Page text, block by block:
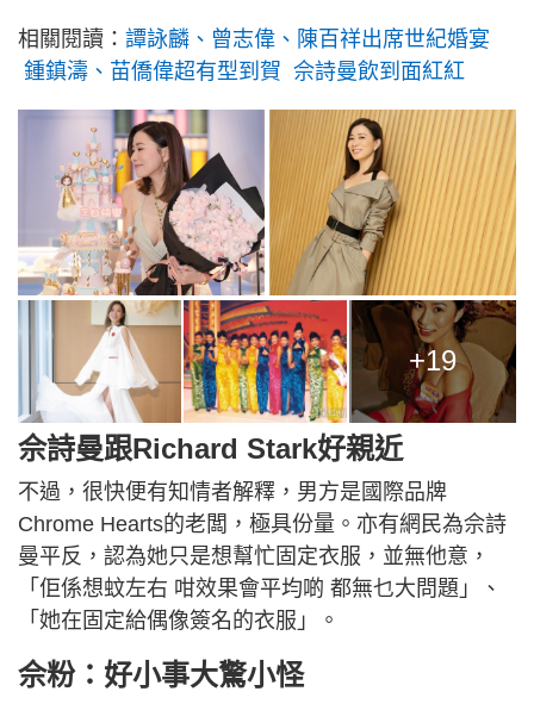
相關閱讀： 譚詠麟、曾志偉、陳百祥出席世紀婚宴
鍾鎮濤、苗僑偉超有型到賀 佘詩曼飲到面紅紅
+19
佘詩曼跟Richard Stark好親近
不過，很快便有知情者解釋，男方是國際品牌
Chrome Hearts的老闆，極具份量。亦有網民為佘詩
曼平反，認為她只是想幫忙固定衣服，並無他意，
「佢係想蚊左右 咁效果會平均啲 都無乜大問題」、
「她在固定給偶像簽名的衣服」。
佘粉：好小事大驚小怪